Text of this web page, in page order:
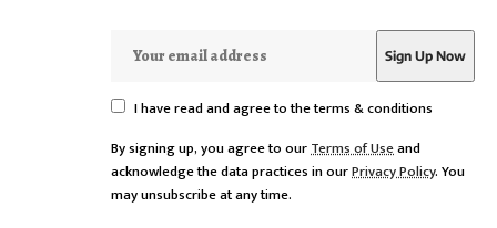
I have read and agree to the terms & conditions
By signing up, you agree to ourTerms of Useand
acknowledge the data practices in ourPrivacy Policy. You
may unsubscribe at any time.